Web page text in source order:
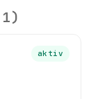
1)
aktiv